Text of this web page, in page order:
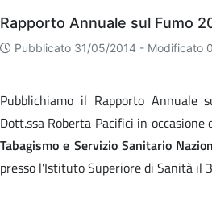
Eventi
Rapporto Annuale sul Fumo
Pubblicato 31/05/2014 - Modificato
Pubblichiamo il Rapporto Annuale
Dott.ssa Roberta Pacifici in occasione
Tabagismo e Servizio Sanitario
presso l'Istituto Superiore di Sanità il